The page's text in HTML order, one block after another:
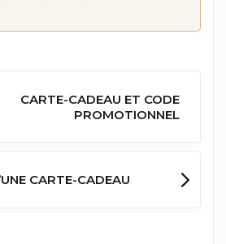
CARTE-CADEAU ET CODE
PROMOTIONNEL
CARTE-CADEAU